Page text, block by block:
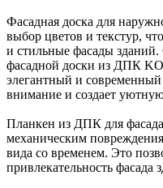
Фасадная доска для
выбор цветов и текстур,
и стильные фасады
фасадной доски из ДПК
элегантный и
внимание и создает
Планкен из ДПК для
механическим
вида со временем. Это
привлекательность фасада